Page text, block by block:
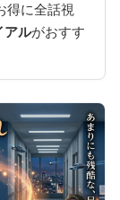
得に全話視
アルがおすす